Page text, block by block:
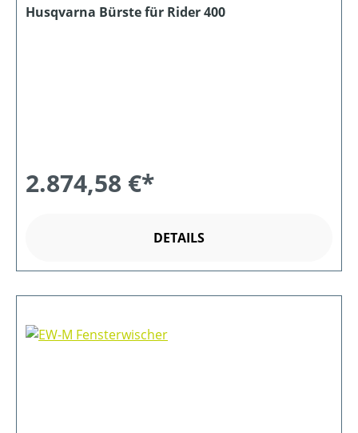
Husqvarna Bürste für Rider 400
2.874,58 €*
DETAILS